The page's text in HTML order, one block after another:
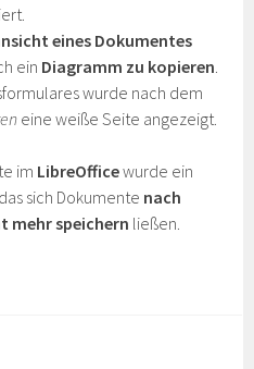
eines Dokumentes
ein Diagramm zu kopieren.
wurde nach dem
eine weiße Seite angezeigt.
im LibreOfficewurde ein
sich Dokumente nach
mehr speichern ließen.